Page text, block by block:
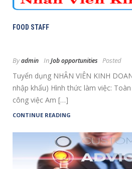
FOOD STAFF
Byadmin InJob opportunities Posted
Tuyển dụng NHÂN VIÊN KINH
nhập khẩu) Hình thức làm việc:
công việc Am […]
CONTINUE READING